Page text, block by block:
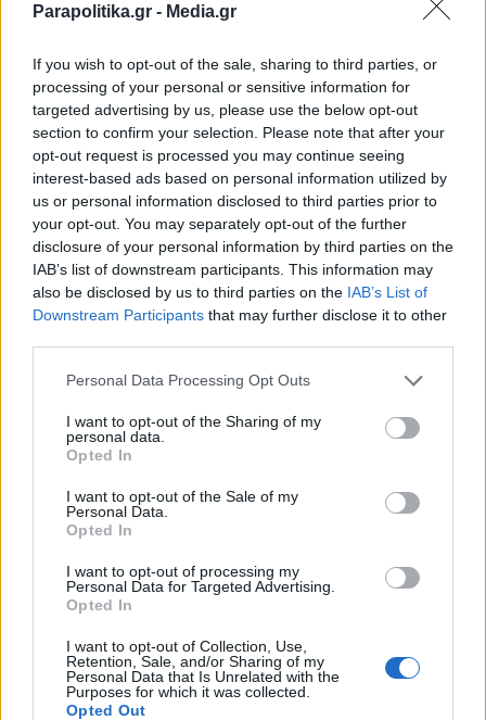
Parapolitika.gr - Media.gr
If you wish to opt-out of the sale, sharing to third parties, or
processing of your personal or sensitive information for
targeted advertising by us, please use the below opt-out
section to confirm your selection. Please note that after your
opt-out request is processed you may continue seeing
interest-based ads based on personal information utilized by
us or personal information disclosed to third parties prior to
your opt-out. You may separately opt-out of the further
disclosure of your personal information by third parties on the
IAB’s list of downstream participants. This information may
also be disclosed by us to third parties on the IAB’s List of
Downstream Participants that may further disclose it to other
Personal Data Processing Opt Outs
I want to opt-out of the Sharing of my
personal data.
Opted In
I want to opt-out of the Sale of my
Personal Data.
Opted In
I want to opt-out of processing my
Personal Data for Targeted Advertising.
Opted In
I want to opt-out of Collection, Use,
Retention, Sale, and/or Sharing of my
Personal Data that Is Unrelated with the
Purposes for which it was collected.
Opted Out
ΔΙΕΘΝΗ 10.04.2026 22:05
PARAPOLITIKA NEWSROOM
Ηχηρή παρέμβαση Σάντσεθ: Καλεί την
Ευρώπη να γίνει ο "ηθικός ηγέτης του
πλανήτη" - Η πρόταση για ευρωπαϊκό
στρατό και οι αιχμές κατά του Ισραήλ
Εγγραφή στο newsletter
Αποδέχομαι τους
και την πολιτική απορρήτου
X